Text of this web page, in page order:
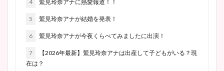
4 鷲見玲奈アナに熱愛報道！！
5 鷲見玲奈アナが結婚を発表！
6 鷲見玲奈アナが今夜くらべてみましたに出演！
7
【2026年最新】鷲見玲奈アナは出産して子どもがいる？現
在は？